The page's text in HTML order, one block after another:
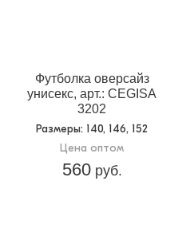
Футболка оверсайз
унисекс, арт.: CEGISA
3202
Размеры: 140, 146, 152
Цена оптом
560руб.